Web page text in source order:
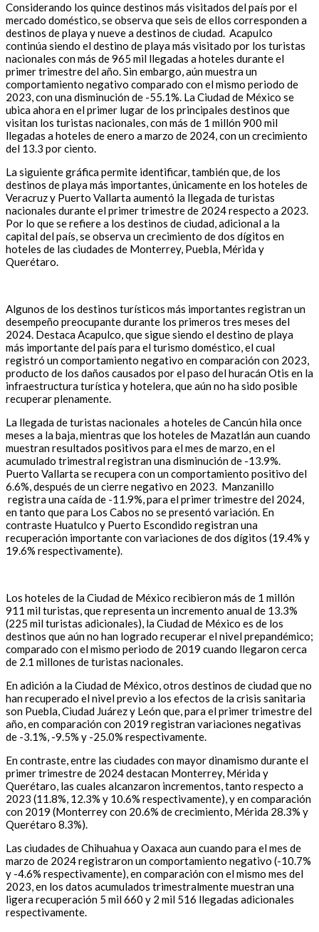
Considerando los quince destinos más visitados del país por el
mercado doméstico, se observa que seis de ellos corresponden a
destinos de playa y nueve a destinos de ciudad. Acapulco
continúa siendo el destino de playa más visitado por los turistas
nacionales con más de 965 mil llegadas a hoteles durante el
primer trimestre del año. Sin embargo, aún muestra un
comportamiento negativo comparado con el mismo periodo de
2023, con una disminución de -55.1%. La Ciudad de México se
ubica ahora en el primer lugar de los principales destinos que
visitan los turistas nacionales, con más de 1 millón 900 mil
llegadas a hoteles de enero a marzo de 2024, con un crecimiento
del 13.3 por ciento.
La siguiente gráfica permite identificar, también que, de los
destinos de playa más importantes, únicamente en los hoteles de
Veracruz y Puerto Vallarta aumentó la llegada de turistas
nacionales durante el primer trimestre de 2024 respecto a 2023.
Por lo que se refiere a los destinos de ciudad, adicional a la
capital del país, se observa un crecimiento de dos dígitos en
hoteles de las ciudades de Monterrey, Puebla, Mérida y
Querétaro.
Algunos de los destinos turísticos más importantes registran un
desempeño preocupante durante los primeros tres meses del
2024. Destaca Acapulco, que sigue siendo el destino de playa
más importante del país para el turismo doméstico, el cual
registró un comportamiento negativo en comparación con 2023,
producto de los daños causados por el paso del huracán Otis en la
infraestructura turística y hotelera, que aún no ha sido posible
recuperar plenamente.
La llegada de turistas nacionales a hoteles de Cancún hila once
meses a la baja, mientras que los hoteles de Mazatlán aun cuando
muestran resultados positivos para el mes de marzo, en el
acumulado trimestral registran una disminución de -13.9%.
Puerto Vallarta se recupera con un comportamiento positivo del
6.6%, después de un cierre negativo en 2023. Manzanillo
registra una caída de -11.9%, para el primer trimestre del 2024,
en tanto que para Los Cabos no se presentó variación. En
contraste Huatulco y Puerto Escondido registran una
recuperación importante con variaciones de dos dígitos (19.4% y
19.6% respectivamente).
Los hoteles de la Ciudad de México recibieron más de 1 millón
911 mil turistas, que representa un incremento anual de 13.3%
(225 mil turistas adicionales), la Ciudad de México es de los
destinos que aún no han logrado recuperar el nivel prepandémico;
comparado con el mismo periodo de 2019 cuando llegaron cerca
de 2.1 millones de turistas nacionales.
En adición a la Ciudad de México, otros destinos de ciudad que no
han recuperado el nivel previo a los efectos de la crisis sanitaria
son Puebla, Ciudad Juárez y León que, para el primer trimestre del
año, en comparación con 2019 registran variaciones negativas
de -3.1%, -9.5% y -25.0% respectivamente.
En contraste, entre las ciudades con mayor dinamismo durante el
primer trimestre de 2024 destacan Monterrey, Mérida y
Querétaro, las cuales alcanzaron incrementos, tanto respecto a
2023 (11.8%, 12.3% y 10.6% respectivamente), y en comparación
con 2019 (Monterrey con 20.6% de crecimiento, Mérida 28.3% y
Querétaro 8.3%).
Las ciudades de Chihuahua y Oaxaca aun cuando para el mes de
marzo de 2024 registraron un comportamiento negativo (-10.7%
y -4.6% respectivamente), en comparación con el mismo mes del
2023, en los datos acumulados trimestralmente muestran una
ligera recuperación 5 mil 660 y 2 mil 516 llegadas adicionales
respectivamente.